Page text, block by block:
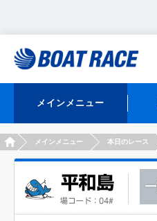
メインメニュー
HOMEメインメニュー 本日のレース